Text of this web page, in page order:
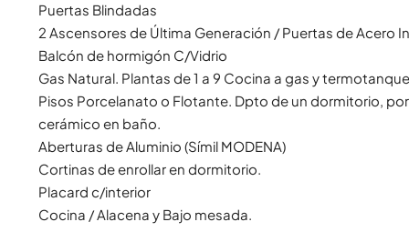
Puertas Blindadas
2 Ascensores de Última Generación / Puertas de Acero
Balcón de hormigón C/Vidrio
Gas Natural. Plantas de 1 a 9 Cocina a gas y
Pisos Porcelanato o Flotante. Dpto de un dormitorio,
cerámico en baño.
Aberturas de Aluminio (Símil MODENA)
Cortinas de enrollar en dormitorio.
Placard c/interior
Cocina / Alacena y Bajo mesada.